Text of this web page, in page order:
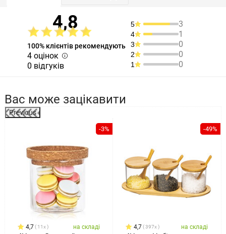
4,8
100% клієнтів рекомендують
4 оцінок
0 відгуків
5 3
4 1
3 0
2 0
1 0
Вас може зацікавити
Previous
-3%
4,7 11x на складі
-49%
4,7 397x на складі